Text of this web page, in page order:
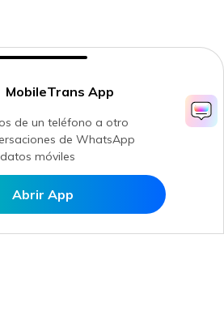
en MobileTrans
MobileTrans App
de un teléfono a otro
de WhatsApp
móviles
Abrir App